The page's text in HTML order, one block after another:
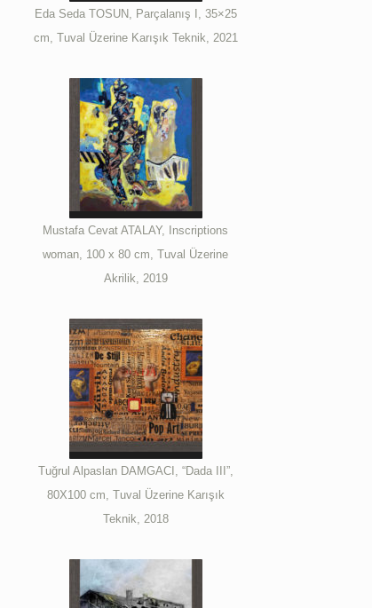
Eda Seda TOSUN, Parçalanış I, 35×25
cm, Tuval Üzerine Karışık Teknik, 2021
Mustafa Cevat ATALAY, Inscriptions
woman, 100 x 80 cm, Tuval Üzerine
Akrilik, 2019
Tuğrul Alpaslan DAMGACI, “Dada III”,
80X100 cm, Tuval Üzerine Karışık
Teknik, 2018